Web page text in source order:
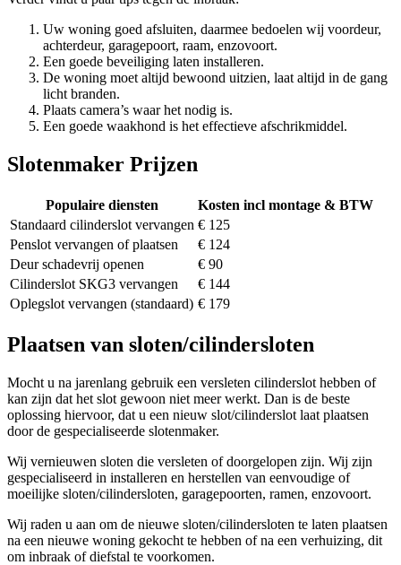
Uw woning goed afsluiten, daarmee bedoelen wij voordeur,
achterdeur, garagepoort, raam, enzovoort.
Een goede beveiliging laten installeren.
De woning moet altijd bewoond uitzien, laat altijd in de gang
licht branden.
Plaats camera’s waar het nodig is.
Een goede waakhond is het effectieve afschrikmiddel.
Slotenmaker Prijzen
Populaire diensten
Kosten incl montage & BTW
Standaard cilinderslot vervangen € 125
Penslot vervangen of plaatsen
€ 124
Deur schadevrij openen
€ 90
Cilinderslot SKG3 vervangen
€ 144
Oplegslot vervangen (standaard) € 179
Plaatsen van sloten/cilindersloten
Mocht u na jarenlang gebruik een versleten cilinderslot hebben of
kan zijn dat het slot gewoon niet meer werkt. Dan is de beste
oplossing hiervoor, dat u een nieuw slot/cilinderslot laat plaatsen
door de gespecialiseerde slotenmaker.
Wij vernieuwen sloten die versleten of doorgelopen zijn. Wij zijn
gespecialiseerd in installeren en herstellen van eenvoudige of
moeilijke sloten/cilindersloten, garagepoorten, ramen, enzovoort.
Wij raden u aan om de nieuwe sloten/cilindersloten te laten plaatsen
na een nieuwe woning gekocht te hebben of na een verhuizing, dit
om inbraak of diefstal te voorkomen.